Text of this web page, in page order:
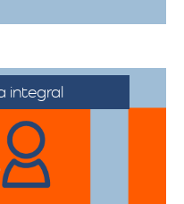
integral
trasteos en toda
facilitando su